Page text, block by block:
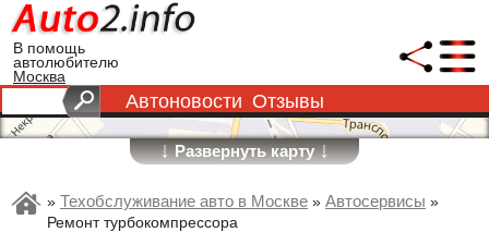
В помощь
автолюбителю
Москва
Автоновости Отзывы
↓Развернуть карту↓
» Техобслуживание авто в Москве » Автосервисы »
Ремонт турбокомпрессора